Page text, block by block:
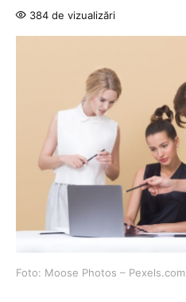
384 de vizualizări
Foto: Moose Photos – Pexels.com